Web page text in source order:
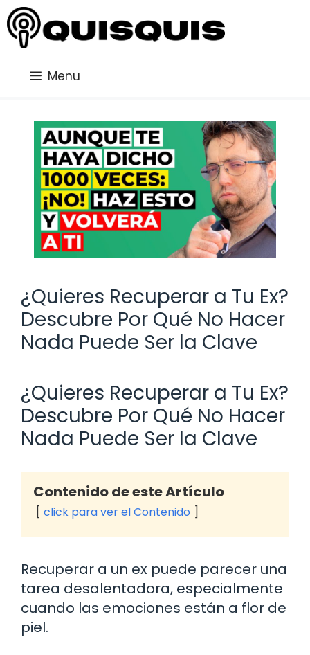
Saltar
al
contenido
Menu
¿Quieres Recuperar a Tu Ex?
Descubre Por Qué No Hacer
Nada Puede Ser la Clave
¿Quieres Recuperar a Tu Ex?
Descubre Por Qué No Hacer
Nada Puede Ser la Clave
Contenido de este Artículo
click para ver el Contenido
Recuperar a un ex puede parecer una
tarea desalentadora, especialmente
cuando las emociones están a flor de
piel.